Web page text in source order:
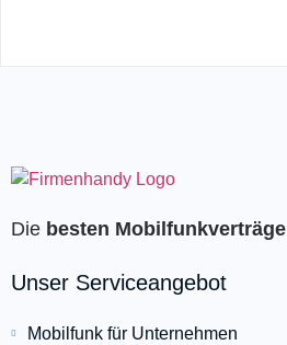
Die besten Mobilfunkverträge
Unser Serviceangebot
Mobilfunk für Unternehmen